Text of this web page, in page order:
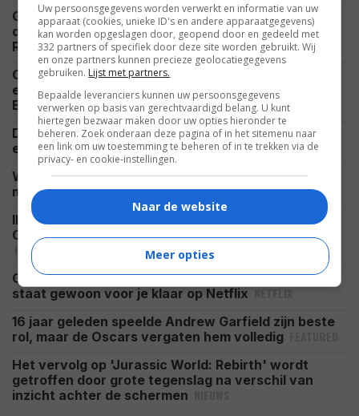
Geen computereffecten: Sigourney Weaver deed
dit basketbalshot als een echte pro voor 'Alien:
Resurrection'FEATURED
Oded Fehr onthult 1 dag na de aankondiging gelijk
een blik op zijn 25 jaar oudere personage Ardeth
Bay in 'The Mummy 4'FOTO
Dit is de 16-jarige zoon van Sandra Bullock die
eigenlijk nooit in de media verschijntCELEBRITY
We kennen deze actrice allemaal uit 'The Exorcist',
maar nu heeft ze zelf iets akeligs in huisCELEBRITY
Ik ben 'Avatar'-fan, maar het wordt tijd dat James
Cameron de franchise aan een ander overhandigt
FEATURED
Goed voor $1,31 miljard: deze blockbuster uit 2018
staat gewoon voor je klaar op Netflix
NETFLIX
16 jaar geleden speelde Andrew Garfield zijn beste
rol, maar de Oscars vergaten hem volledig
Het vervolg op 'Jurassic World: Rebirth' wordt
getroffen door grote tegenslag na verschil van
inzicht achter de schermen
Uw persoonsgegevens worden verwerkt en informatie van uw
apparaat (cookies, unieke ID's en andere apparaatgegevens)
kan worden opgeslagen door, geopend door en gedeeld met
332 partners of specifiek door deze site worden gebruikt. Wij
en onze partners kunnen precieze geolocatiegegevens
gebruiken. Lijst met partners.
Bepaalde leveranciers kunnen uw persoonsgegevens
verwerken op basis van gerechtvaardigd belang. U kunt
hiertegen bezwaar maken door uw opties hieronder te
beheren. Zoek onderaan deze pagina of in het sitemenu naar
een link om uw toestemming te beheren of in te trekken via de
privacy- en cookie-instellingen.
Naar de website
Meer opties